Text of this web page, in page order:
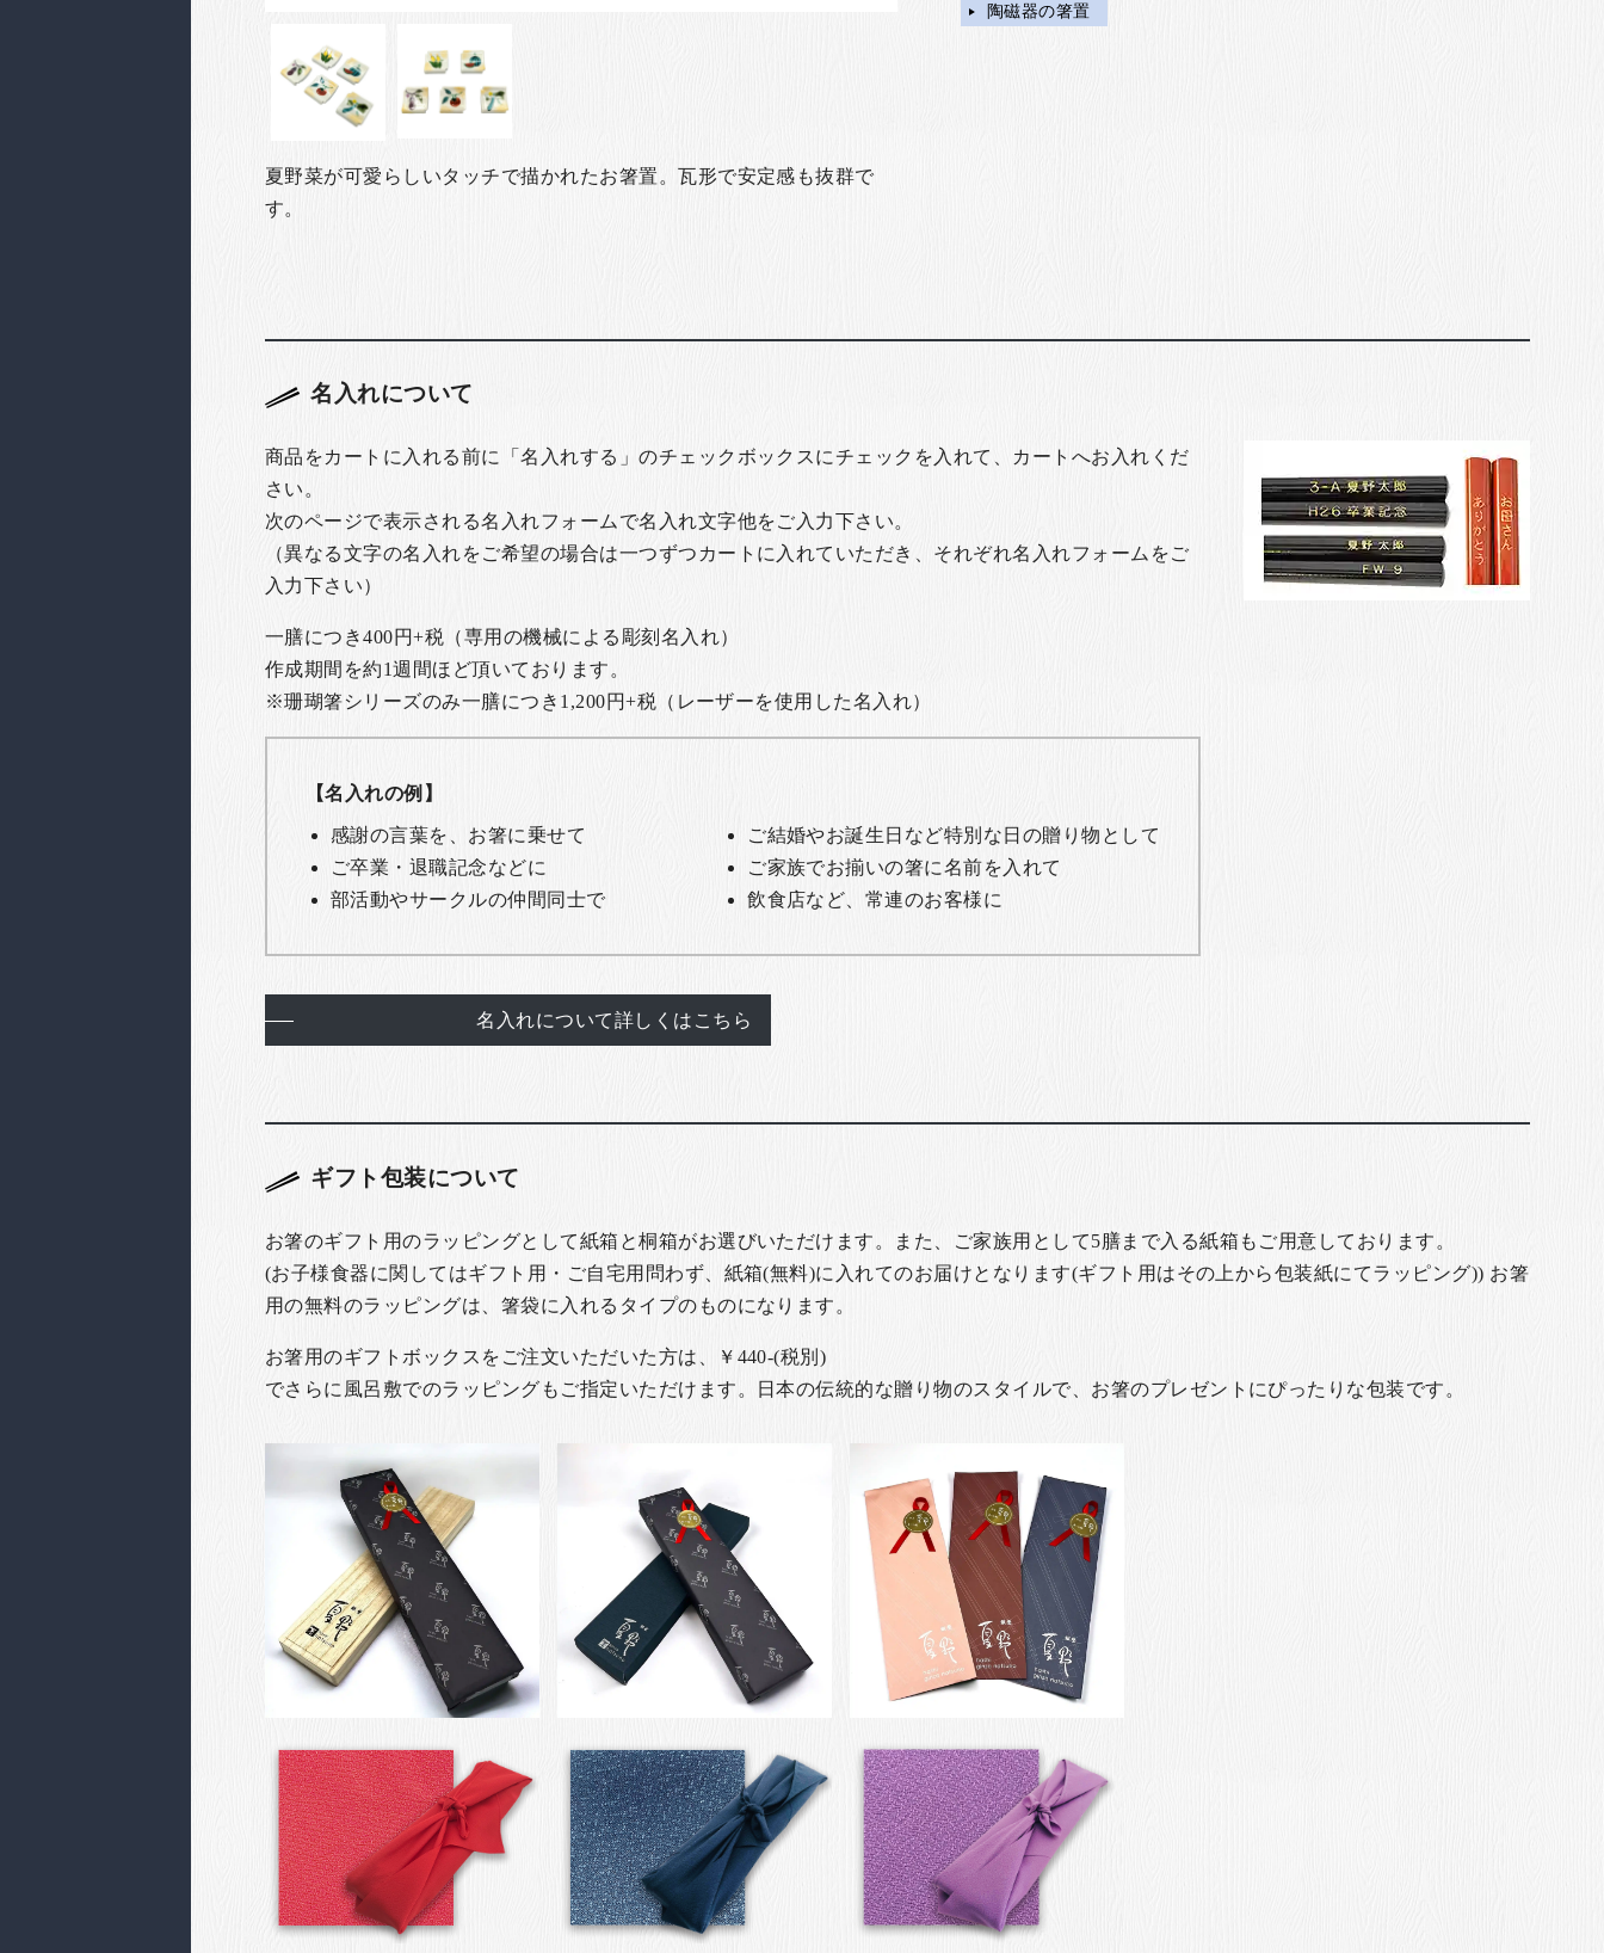
夏野菜が可愛らしいタッチで描かれたお箸置。瓦形で安定感も抜群で
す。
陶磁器の箸置
名入れについて
商品をカートに入れる前に「名入れする」のチェックボックスにチェックを入れて、カートへお入れくだ
さい。
次のページで表示される名入れフォームで名入れ文字他をご入力下さい。
（異なる文字の名入れをご希望の場合は一つずつカートに入れていただき、それぞれ名入れフォームをご
入力下さい）
一膳につき400円+税（専用の機械による彫刻名入れ）
作成期間を約1週間ほど頂いております。
※珊瑚箸シリーズのみ一膳につき1,200円+税 （レーザーを使用した名入れ）
【名入れの例】
感謝の言葉を、お箸に乗せて
ご結婚やお誕生日など特別な日の贈り物として
ご卒業・退職記念などに
ご家族でお揃いの箸に名前を入れて
部活動やサークルの仲間同士で
飲食店など、常連のお客様に
名入れについて詳しくはこちら
ギフト包装について
お箸のギフト用のラッピングとして紙箱と桐箱がお選びいただけます。また、ご家族用として5膳まで入る紙箱もご用意しております。
(お子様食器に関してはギフト用・ご自宅用問わず、紙箱(無料)に入れてのお届けとなります(ギフト用はその上から包装紙にてラッピング)) お箸
用の無料のラッピングは、箸袋に入れるタイプのものになります。
お箸用のギフトボックスをご注文いただいた方は、￥440-(税別)
でさらに風呂敷でのラッピングもご指定いただけます。日本の伝統的な贈り物のスタイルで、お箸のプレゼントにぴったりな包装です。